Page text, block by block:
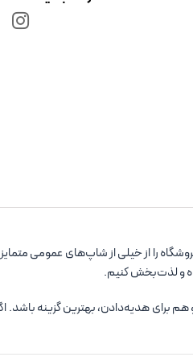
را از خیلی از شاپ‌های عمومی
و لذت‌بخش کنیم.
هدیه‌دادن، بهترین گزینه باشد. اگر